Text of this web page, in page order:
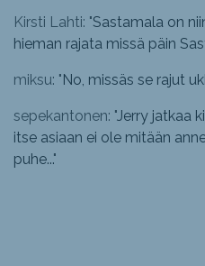
Kirsti Lahti: "Sastamala on
hieman rajata missä päin
miksu: "No, missäs se rajut
sepekantonen: "Jerry jatkaa
itse asiaan ei ole mitään
puhe..."